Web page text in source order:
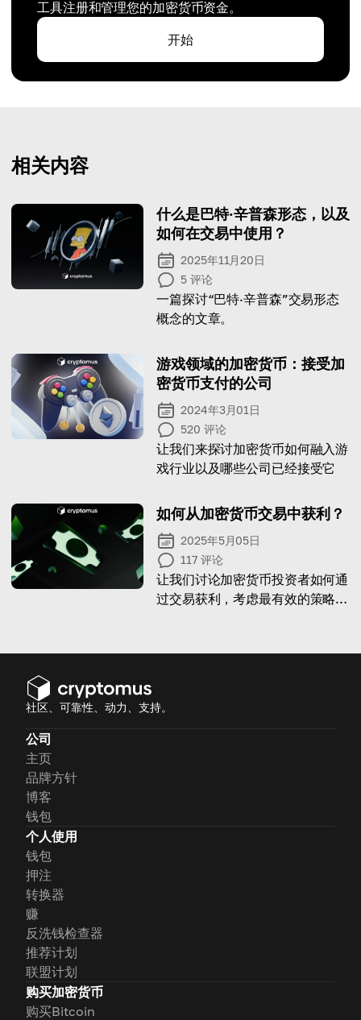
工具注册和管理您的加密货币资金。
开始
相关内容
什么是巴特·辛普森形态，以及
如何在交易中使用？
2025年11月20日
5 评论
一篇探讨“巴特·辛普森”交易形态
概念的文章。
游戏领域的加密货币：接受加
密货币支付的公司
2024年3月01日
520 评论
让我们来探讨加密货币如何融入游
戏行业以及哪些公司已经接受它
如何从加密货币交易中获利？
2025年5月05日
117 评论
让我们讨论加密货币投资者如何通
过交易获利，考虑最有效的策略，
社区、可靠性、动力、支持。
公司
主页
品牌方针
博客
钱包
个人使用
钱包
押注
转换器
赚
反洗钱检查器
推荐计划
联盟计划
购买加密货币
购买Bitcoin